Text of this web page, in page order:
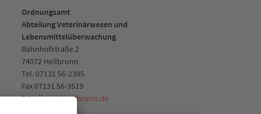
Ordnungsamt
Abteilung Veterinärwesen und
Lebensmittelüberwachung
Bahnhofstraße 2
74072 Heilbronn
Tel. 07131 56-2395
Fax 07131 56-3519
E-Mail:vet@heilbronn.de